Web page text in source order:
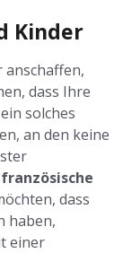
Kinder
anschaffen,
dass Ihre
solches
an den keine
dass
haben,
einer